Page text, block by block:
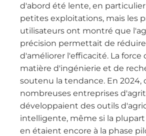
d'abord été lente, en
petites exploitations, mais les
utilisateurs ont montré que
précision permettait de
d'améliorer l'efficacité. La force
matière d'ingénierie et de
soutenu la tendance. En 2024,
nombreuses entreprises
développaient des outils
intelligente, même si la
en étaient encore à la phase